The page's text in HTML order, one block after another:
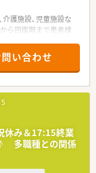
護施設、児童施設な
ら回復期まで患者様
て勤務形態を選択す
も整えており、転職す
育て世代の方が安心し
による指導体制も整
修を通じて薬剤師と
おり、医師・看護師・
業務を行う事が可能で
い合わせ
休み＆17:15終業
多職種との関係